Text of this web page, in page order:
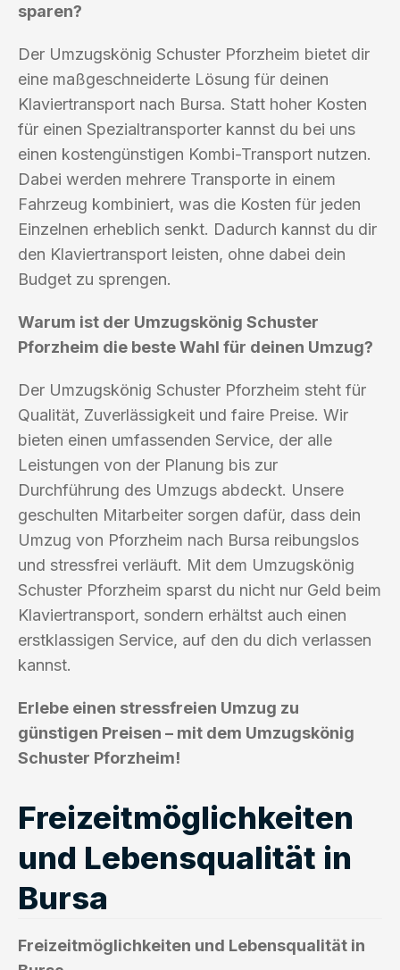
sparen?
Der Umzugskönig Schuster Pforzheim bietet dir
eine maßgeschneiderte Lösung für deinen
Klaviertransport nach Bursa. Statt hoher Kosten
für einen Spezialtransporter kannst du bei uns
einen kostengünstigen Kombi-Transport nutzen.
Dabei werden mehrere Transporte in einem
Fahrzeug kombiniert, was die Kosten für jeden
Einzelnen erheblich senkt. Dadurch kannst du dir
den Klaviertransport leisten, ohne dabei dein
Budget zu sprengen.
Warum ist der Umzugskönig Schuster
Pforzheim die beste Wahl für deinen Umzug?
Der Umzugskönig Schuster Pforzheim steht für
Qualität, Zuverlässigkeit und faire Preise. Wir
bieten einen umfassenden Service, der alle
Leistungen von der Planung bis zur
Durchführung des Umzugs abdeckt. Unsere
geschulten Mitarbeiter sorgen dafür, dass dein
Umzug von Pforzheim nach Bursa reibungslos
und stressfrei verläuft. Mit dem Umzugskönig
Schuster Pforzheim sparst du nicht nur Geld beim
Klaviertransport, sondern erhältst auch einen
erstklassigen Service, auf den du dich verlassen
kannst.
Erlebe einen stressfreien Umzug zu
günstigen Preisen – mit dem Umzugskönig
Schuster Pforzheim!
Freizeitmöglichkeiten
und Lebensqualität in
Bursa
Freizeitmöglichkeiten und Lebensqualität in